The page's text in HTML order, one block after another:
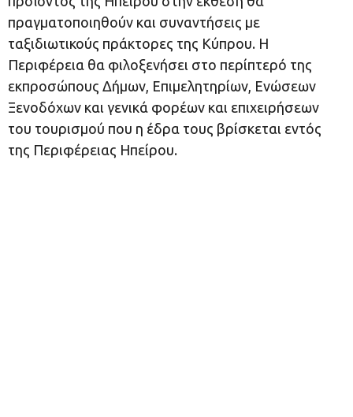
πραγματοποιηθούν και συναντήσεις με
ταξιδιωτικούς πράκτορες της Κύπρου. Η
Περιφέρεια θα φιλοξενήσει στο περίπτερό της
εκπροσώπους Δήμων, Επιμελητηρίων, Ενώσεων
Ξενοδόχων και γενικά φορέων και επιχειρήσεων
του τουρισμού που η έδρα τους βρίσκεται εντός
της Περιφέρειας Ηπείρου.